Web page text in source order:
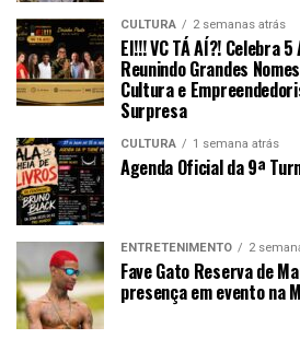
CULTURA 2 semanas atrás
EI!!! VC TÁ AÍ?! Celebra
Reunindo Grandes
Cultura e
Surpresa
CULTURA 1 semana atrás
Agenda Oficial da 9ª
ENTRETENIMENTO 2
Fave Gato Reserva de
presença em evento na